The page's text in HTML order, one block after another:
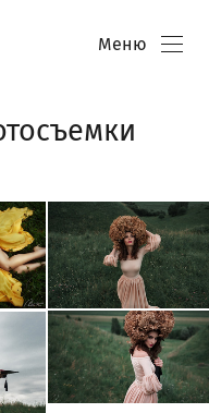
Меню